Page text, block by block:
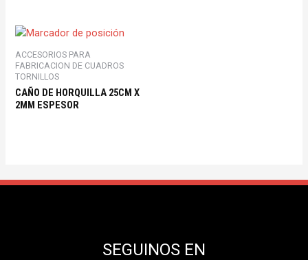
ACCESORIOS PARA
FABRICACION DE CUADROS
TORNILLOS
CAÑO DE HORQUILLA 25CM X
2MM ESPESOR
SEGUINOS EN